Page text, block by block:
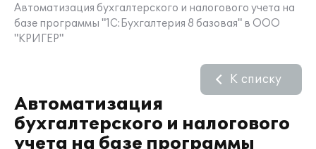
Автоматизация бухгалтерского и налогового учета на
базе программы "1С:Бухгалтерия 8 базовая" в ООО
"КРИГЕР"
Автоматизация
бухгалтерского и налогового
учета на базе программы
К списку